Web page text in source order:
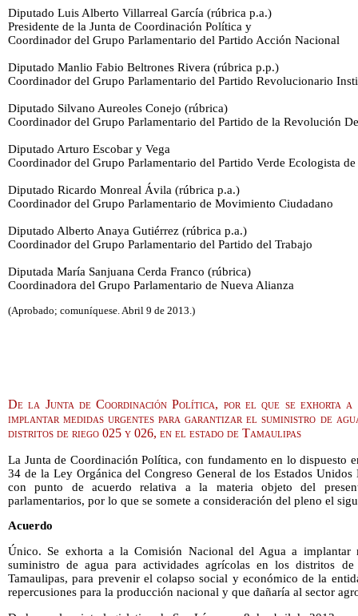
Diputado Luis Alberto Villarreal García (rúbrica p.a.)
Presidente de la Junta de Coordinación Política y
Coordinador del Grupo Parlamentario del Partido Acción Nacional
Diputado Manlio Fabio Beltrones Rivera (rúbrica p.p.)
Coordinador del Grupo Parlamentario del Partido Revolucionario
Diputado Silvano Aureoles Conejo (rúbrica)
Coordinador del Grupo Parlamentario del Partido de la Revolución
Diputado Arturo Escobar y Vega
Coordinador del Grupo Parlamentario del Partido Verde Ecologista
Diputado Ricardo Monreal Ávila (rúbrica p.a.)
Coordinador del Grupo Parlamentario de Movimiento Ciudadano
Diputado Alberto Anaya Gutiérrez (rúbrica p.a.)
Coordinador del Grupo Parlamentario del Partido del Trabajo
Diputada María Sanjuana Cerda Franco (rúbrica)
Coordinadora del Grupo Parlamentario de Nueva Alianza
(Aprobado; comuníquese. Abril 9 de 2013.)
De la Junta de Coordinación Política, por el que se exhorta
implantar medidas urgentes para garantizar el suministro de
distritos de riego 025 y 026, en el estado de Tamaulipas
La Junta de Coordinación Política, con fundamento en lo dispuesto
34 de la Ley Orgánica del Congreso General de los Estados
con punto de acuerdo relativa a la materia objeto del
parlamentarios, por lo que se somete a consideración del pleno el
Acuerdo
Único. Se exhorta a la Comisión Nacional del Agua a implantar
suministro de agua para actividades agrícolas en los distritos
Tamaulipas, para prevenir el colapso social y económico de la
repercusiones para la producción nacional y que dañaría al sector